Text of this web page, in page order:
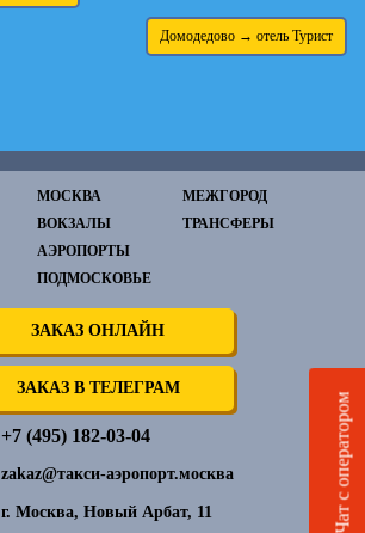
Домодедово → отель Турист
МОСКВА
ВОКЗАЛЫ
АЭРОПОРТЫ
ПОДМОСКОВЬЕ
МЕЖГОРОД
ТРАНСФЕРЫ
ЗАКАЗ ОНЛАЙН
ЗАКАЗ В ТЕЛЕГРАМ
+7 (495) 182-03-04
zakaz@такси-аэропорт.москва
г. Москва, Новый Арбат, 11 Чат с оператором